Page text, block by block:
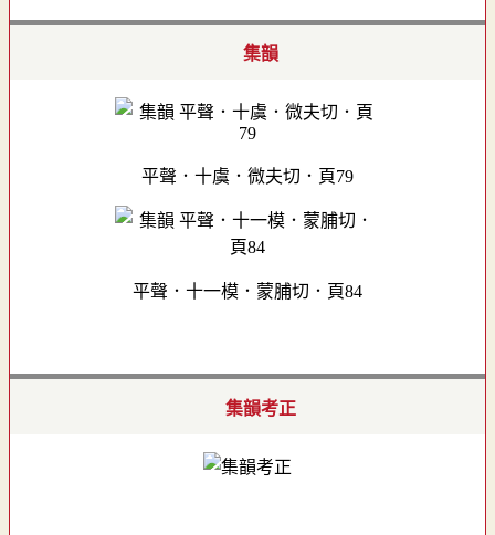
集韻
平聲．十虞．微夫切．頁79
平聲．十一模．蒙脯切．頁84
集韻考正